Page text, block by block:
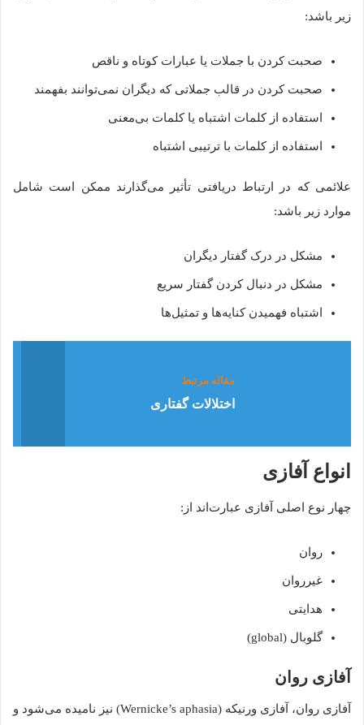
زیر باشد:
صحبت کردن با جملات یا عبارات کوتاه و ناقص
صحبت کردن در قالب جملاتی که دیگران نمی‌توانند بفهمند
استفاده از کلمات اشتباه یا کلمات بی‌معنی
استفاده از کلمات با ترتیبی اشتباه
علائمی که در ارتباط دریافتی تأثیر می‌گذارند ممکن است شامل
موارد زیر باشد:
مشکل در درک گفتار دیگران
مشکل در دنبال کردن گفتار سریع
اشتباه فهمیدن کنایه‌ها و تمثیل‌ها
مقاله مرتبط
اختلالات گفتاری
انواع آفازی
چهار نوع اصلی آفازی عبارت‌اند از:
روان
غیرروان
هدایتی
گلوبال (global)
آفازی روان
آفازی روان، آفازی ورنیکه (Wernicke’s aphasia) نیز نامیده می‌شود و